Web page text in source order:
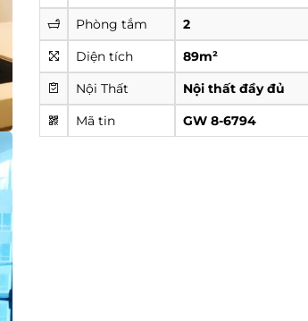
Phòng tắm
2
Diện tích
89m²
Nội Thất
Nội thất đầy đủ
Mã tin
GW 8-6794